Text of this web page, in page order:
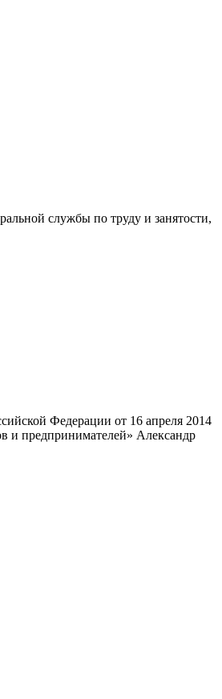
службы по труду и занятости,
Федерации от 16 апреля 2014
и предпринимателей» Александр